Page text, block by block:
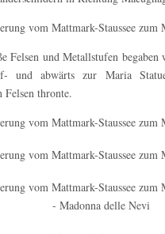
Felsen und Metallstufen
und abwärts zur Maria
Felsen thronte.